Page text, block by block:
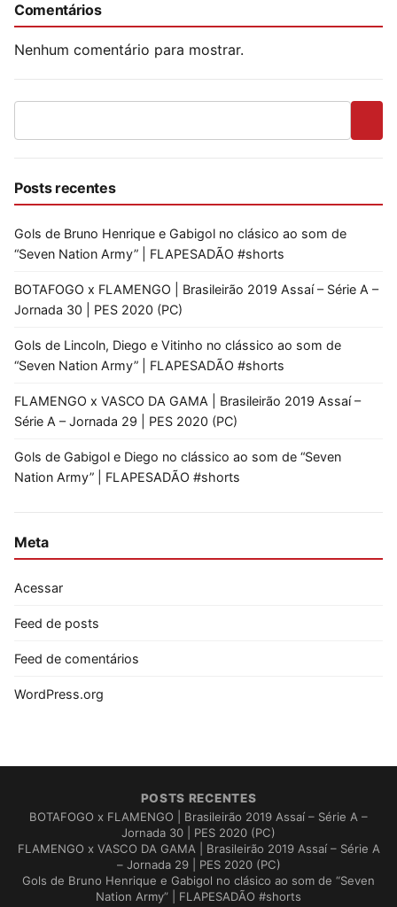
Comentários
Nenhum comentário para mostrar.
Posts recentes
Gols de Bruno Henrique e Gabigol no clásico ao som de
“Seven Nation Army” | FLAPESADÃO #shorts
BOTAFOGO x FLAMENGO | Brasileirão 2019 Assaí – Série A –
Jornada 30 | PES 2020 (PC)
Gols de Lincoln, Diego e Vitinho no clássico ao som de
“Seven Nation Army” | FLAPESADÃO #shorts
FLAMENGO x VASCO DA GAMA | Brasileirão 2019 Assaí –
Série A – Jornada 29 | PES 2020 (PC)
Gols de Gabigol e Diego no clássico ao som de “Seven
Nation Army” | FLAPESADÃO #shorts
Meta
Acessar
Feed de posts
Feed de comentários
WordPress.org
POSTS RECENTES
BOTAFOGO x FLAMENGO | Brasileirão 2019 Assaí – Série A –
Jornada 30 | PES 2020 (PC)
FLAMENGO x VASCO DA GAMA | Brasileirão 2019 Assaí – Série A
– Jornada 29 | PES 2020 (PC)
Gols de Bruno Henrique e Gabigol no clásico ao som de “Seven
Nation Army” | FLAPESADÃO #shorts